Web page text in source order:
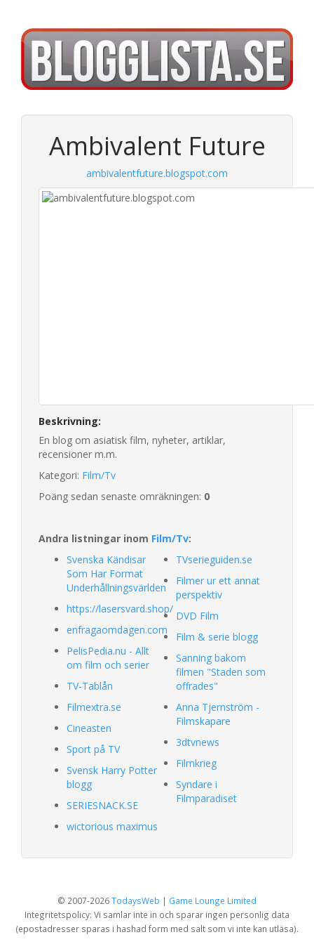
Ambivalent Future
ambivalentfuture.blogspot.com
Beskrivning:
En blog om asiatisk film, nyheter, artiklar,
recensioner m.m.
Kategori: Film/Tv
Poäng sedan senaste omräkningen: 0
Andra listningar inom Film/Tv:
Svenska Kändisar
Som Har Format
Underhållningsvärlden
https://lasersvard.shop/
enfragaomdagen.com
PelisPedia.nu - Allt
om film och serier
TV-Tablån
Filmextra.se
Cineasten
Sport på TV
Svensk Harry Potter
blogg
SERIESNACK.SE
wictorious maximus
TVserieguiden.se
Filmer ur ett annat
perspektiv
DVD Film
Film & serie blogg
Sanning bakom
filmen "Staden som
offrades"
Anna Tjernström -
Filmskapare
3dtvnews
Filmkrieg
Syndare i
Filmparadiset
© 2007-2026TodaysWeb | Game Lounge Limited
Integritetspolicy: Vi samlar inte in och sparar ingen personlig data
(epostadresser sparas i hashad form med salt som vi inte kan utläsa).